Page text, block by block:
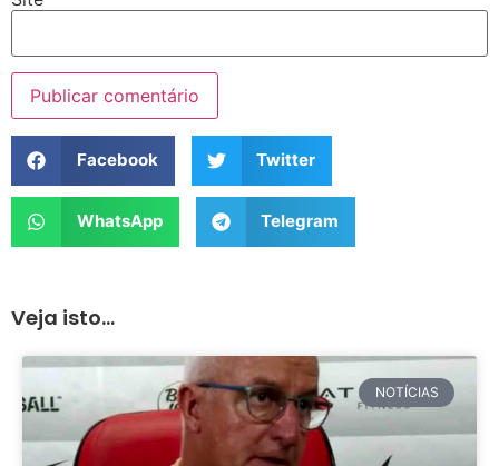
Facebook Twitter
WhatsApp Telegram
Veja isto...
NOTÍCIAS